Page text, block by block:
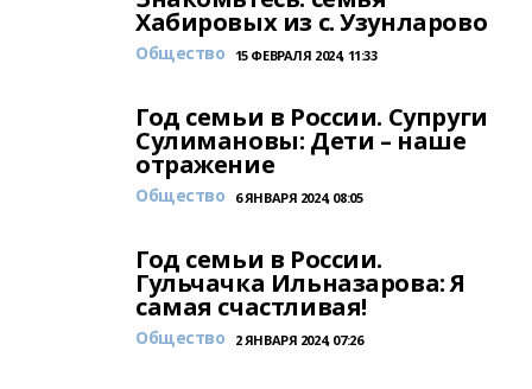
Хабировых из с. Узунларово
Общество 15 ФЕВРАЛЯ 2024, 11:33
Год семьи в России. Супруги
Сулимановы: Дети – наше
отражение
Общество 6 ЯНВАРЯ 2024, 08:05
Год семьи в России.
Гульчачка Ильназарова: Я
самая счастливая!
Общество 2 ЯНВАРЯ 2024, 07:26